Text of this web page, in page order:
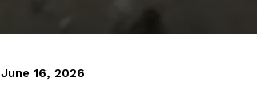
June 16, 2026